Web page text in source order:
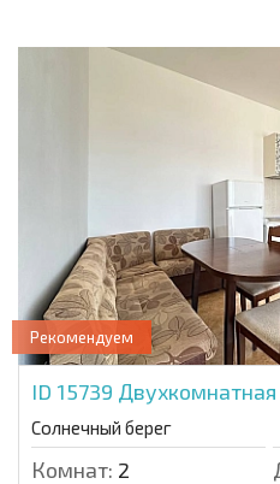
Рекомендуем
ID 15739 Двухкомнатная
Солнечный берег
Комнат: 2